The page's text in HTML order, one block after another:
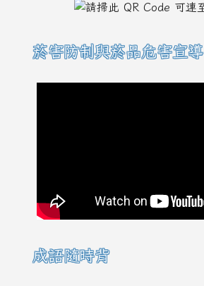
菸害防制與菸品危害宣導
成語隨時背